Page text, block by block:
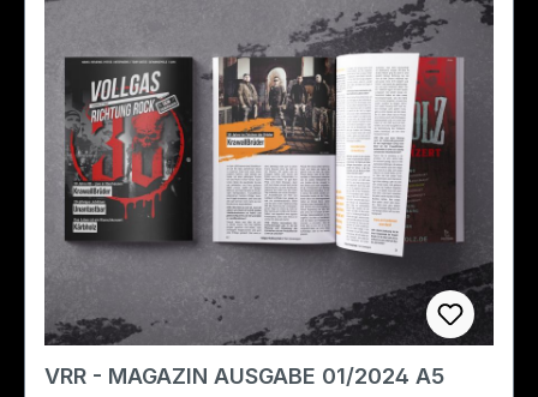
VRR - MAGAZIN AUSGABE 01/2024 A5